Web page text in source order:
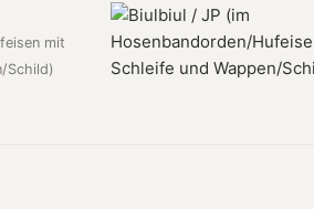
mit
Schild)